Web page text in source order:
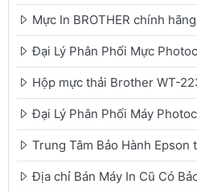
Mực In BROTHER chính hãng
Đại Lý Phân Phối Mực
Hộp mực thải Brother WT-
Đại Lý Phân Phối Máy
Trung Tâm Bảo Hành Epson
Địa chỉ Bán Máy In Cũ Có